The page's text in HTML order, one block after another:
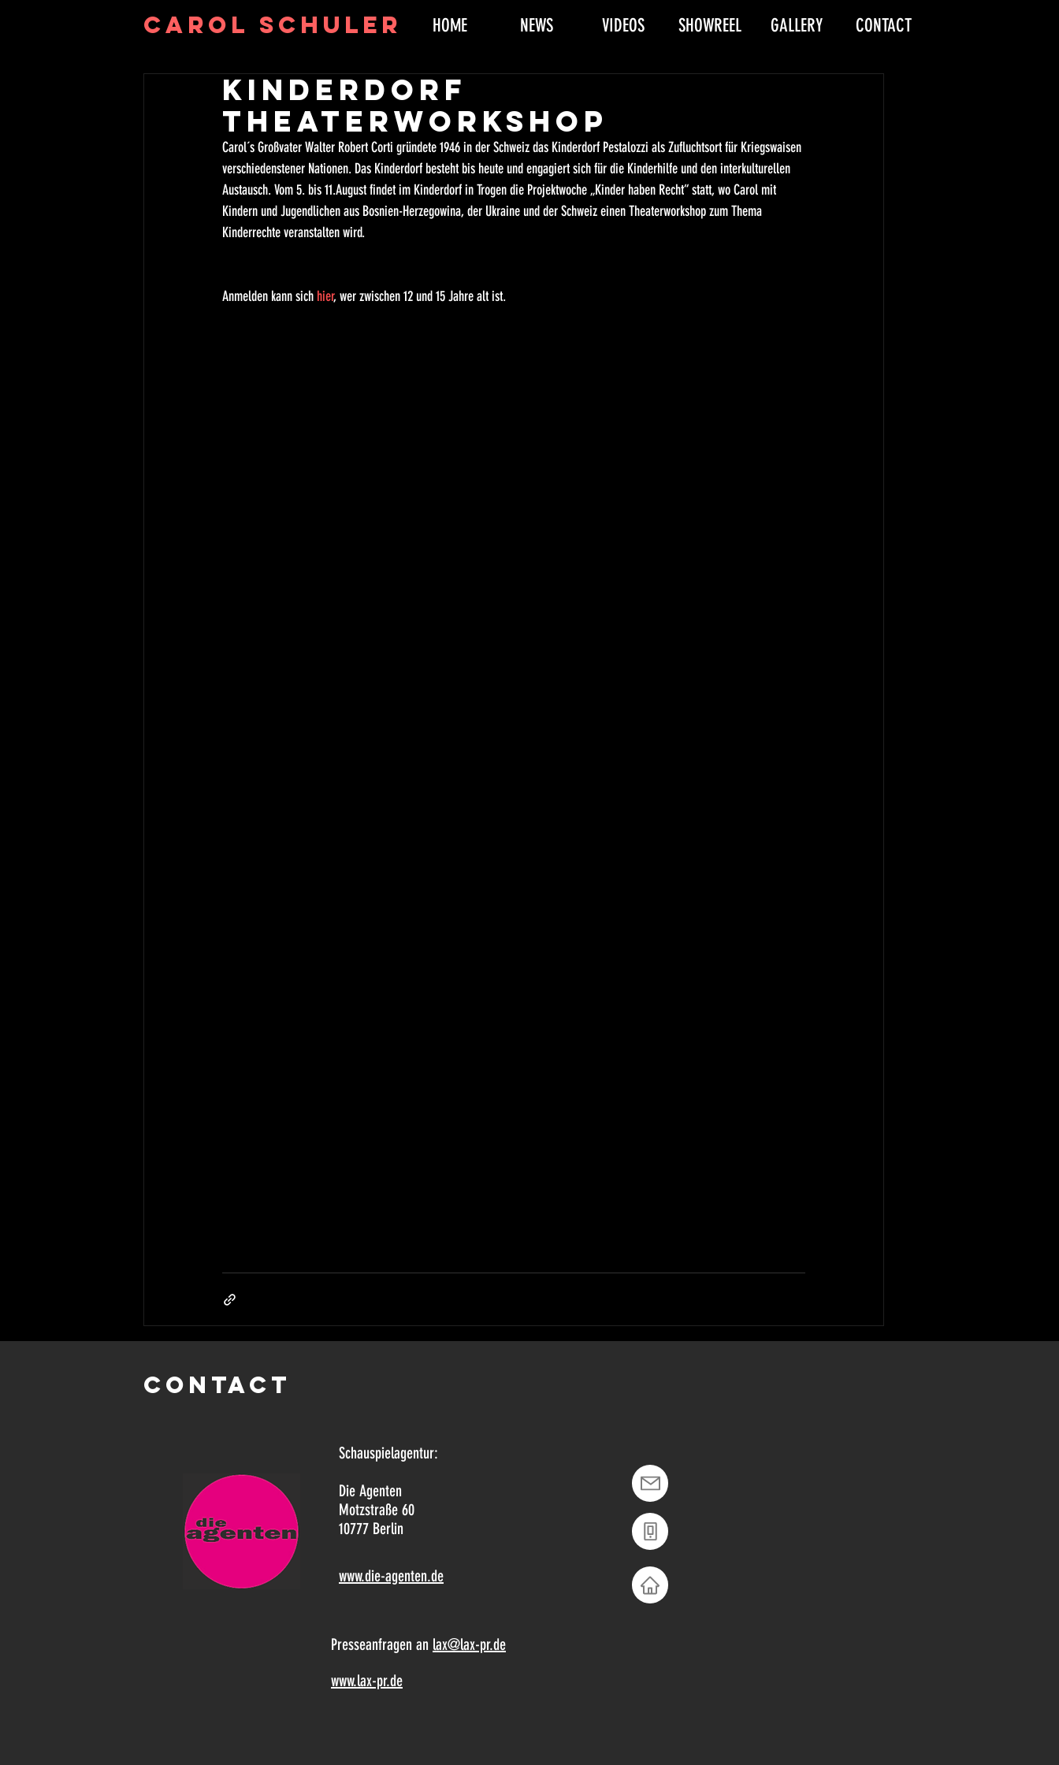
Carol Schuler HOME NEWS VIDEOS SHOWREEL GALLERY CONTACT
Kinderdorf
Theaterworkshop
Carol´s Großvater Walter Robert Corti gründete 1946 in der Schweiz das Kinderdorf Pestalozzi als Zufluchtsort für Kriegswaisen
verschiedenstener Nationen. Das Kinderdorf besteht bis heute und engagiert sich für die Kinderhilfe und den interkulturellen
Austausch. Vom 5. bis 11.August findet im Kinderdorf in Trogen die Projektwoche „Kinder haben Recht“ statt, wo Carol mit
Kindern und Jugendlichen aus Bosnien-Herzegowina, der Ukraine und der Schweiz einen Theaterworkshop zum Thema
Kinderrechte veranstalten wird.
Anmelden kann sich hier, wer zwischen 12 und 15 Jahre alt ist.
CONTACT
Schauspielagentur:
Die Agenten
Motzstraße 60
10777 Berlin
www.die-agenten.de
Presseanfragen an lax@lax-pr.de
www.lax-pr.de